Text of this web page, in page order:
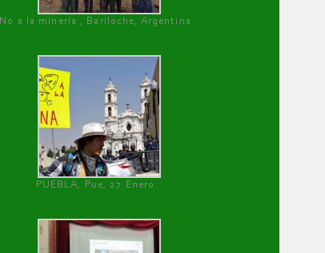
No a la minería , Bariloche, Argentina
PUEBLA, Pue, 27 Enero